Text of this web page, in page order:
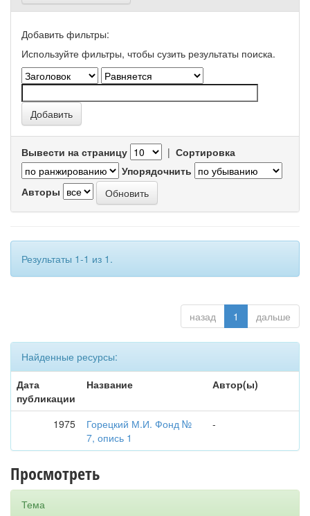
Добавить фильтры:
Используйте фильтры, чтобы сузить результаты поиска.
Вывести на страницу | Сортировка
Упорядочнить
Авторы
Результаты 1-1 из 1.
назад 1 дальше
Найденные ресурсы:
Дата
публикации
Название Автор(ы)
1975
Горецкий М.И. Фонд №
7, опись 1
-
Просмотреть
Тема